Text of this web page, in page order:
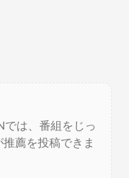
では、番組をじっ
薦を投稿できま